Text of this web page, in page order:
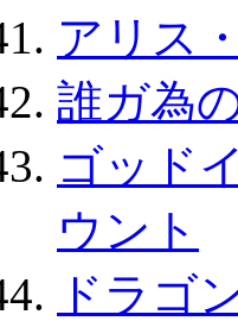
アリス
誰ガ為
ゴッド
ウント
ドラゴ